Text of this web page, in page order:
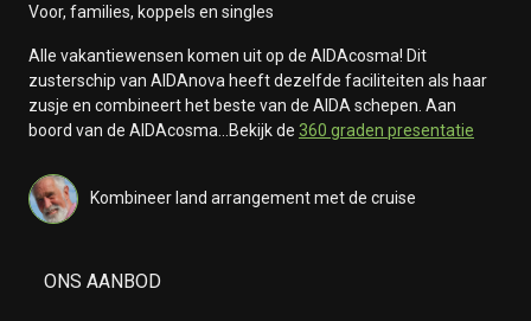
Voor, families, koppels en singles
Alle vakantiewensen komen uit op de AIDAcosma! Dit
zusterschip van AIDAnova heeft dezelfde faciliteiten als haar
zusje en combineert het beste van de AIDA schepen. Aan
boord van de AIDAcosma...Bekijk de 360 graden presentatie
Kombineer land arrangement met de cruise
ONS AANBOD